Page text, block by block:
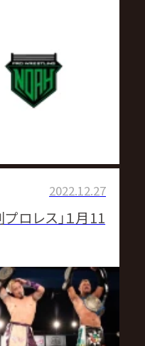
2022.12.27
ロレス」１月11